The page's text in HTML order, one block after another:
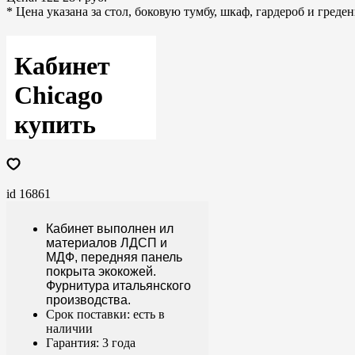
* Цена указана за стол, боковую тумбу, шкаф, гардероб и
Кабинет
Chicago
купить
id 16861
Кабинет выполнен ил
материалов ЛДСП и
МДФ, передняя панель
покрыта экокожей.
Фурнитура итальянского
производства.
Срок поставки: есть в
наличии
Гарантия: 3 года